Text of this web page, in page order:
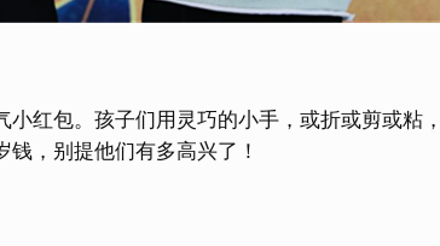
包。孩子们用灵巧的小手，或折或剪或粘
，别提他们有多高兴了！